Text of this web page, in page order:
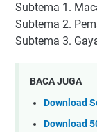
Subtema 1.
Subtema 2.
Subtema 3.
BACA JUGA
Download
Download